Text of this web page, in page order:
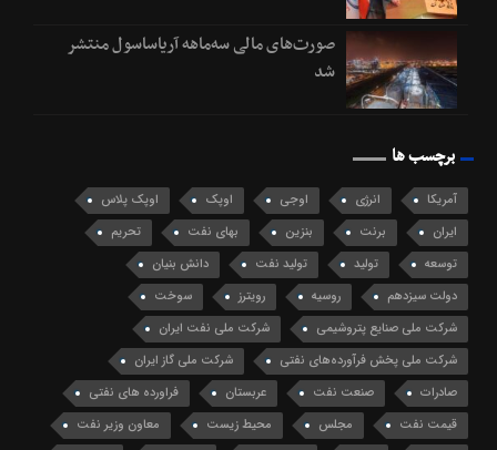
صورت‌های مالی سه‌ماهه آریاساسول منتشر
شد
برچسب ها
آمریکا انرژی اوجی اوپک
اوپک پلاس
ایران
برنت بنزین بهای نفت
تحریم
توسعه
تولید تولید نفت
دانش بنیان
دولت سیزدهم
روسیه رویترز
سوخت
شرکت ملی صنایع پتروشیمی
شرکت ملی نفت ایران
شرکت ملی پخش فرآورده‌های نفتی
شرکت ملی گاز ایران
صادرات
صنعت نفت عربستان
فراورده های نفتی
قیمت نفت
مجلس محیط زیست
معاون وزیر نفت